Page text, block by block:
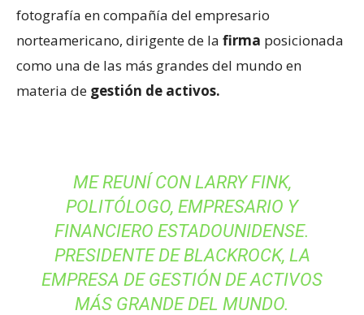
fotografía en compañía del empresario
norteamericano, dirigente de la firma posicionada
como una de las más grandes del mundo en
materia de gestión de activos.
ME REUNÍ CON LARRY FINK,
POLITÓLOGO, EMPRESARIO Y
FINANCIERO ESTADOUNIDENSE.
PRESIDENTE DE BLACKROCK, LA
EMPRESA DE GESTIÓN DE ACTIVOS
MÁS GRANDE DEL MUNDO.